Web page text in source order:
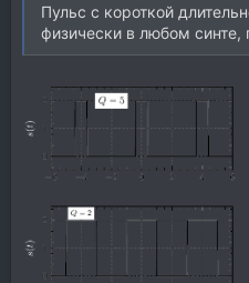
Пульс с короткой
физически в любом синте,